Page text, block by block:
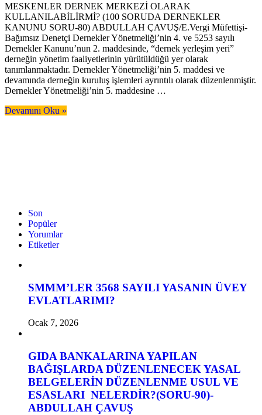
MESKENLER DERNEK MERKEZİ OLARAK
KULLANILABİLİRMİ? (100 SORUDA DERNEKLER
KANUNU SORU-80) ABDULLAH ÇAVUŞ/E.Vergi Müfettişi-
Bağımsız Denetçi Dernekler Yönetmeliği’nin 4. ve 5253 sayılı
Dernekler Kanunu’nun 2. maddesinde, “dernek yerleşim yeri”
derneğin yönetim faaliyetlerinin yürütüldüğü yer olarak
tanımlanmaktadır. Dernekler Yönetmeliği’nin 5. maddesi ve
devamında derneğin kuruluş işlemleri ayrıntılı olarak düzenlenmiştir.
Dernekler Yönetmeliği’nin 5. maddesine …
Devamını Oku »
Son
Popüler
Yorumlar
Etiketler
SMMM’LER 3568 SAYILI YASANIN ÜVEY
EVLATLARIMI?
Ocak 7, 2026
GIDA BANKALARINA YAPILAN
BAĞIŞLARDA DÜZENLENECEK YASAL
BELGELERİN DÜZENLENME USUL VE
ESASLARI NELERDİR?(SORU-90)-
ABDULLAH ÇAVUŞ